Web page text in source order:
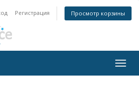
Регистрация Просмотр корзины